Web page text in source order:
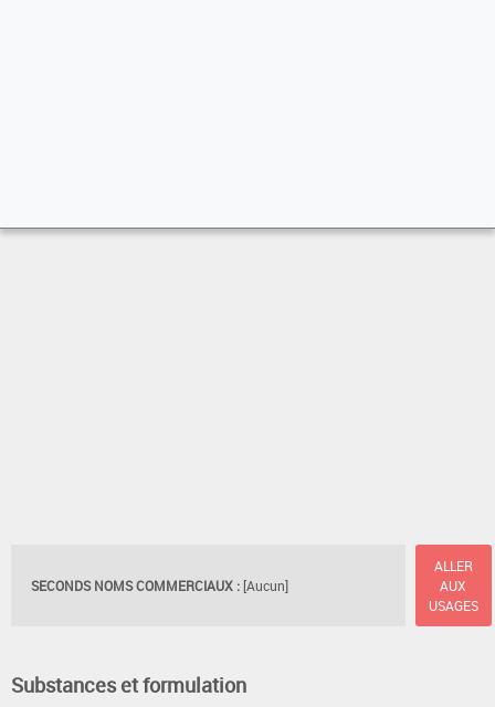
SECONDS NOMS COMMERCIAUX : [Aucun]
ALLER
AUX
USAGES
Substances et formulation